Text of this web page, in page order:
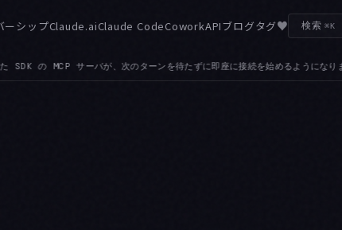
ーシップClaude.aiClaude CodeCoworkAPIブログタグ♥ 検索 ⌘K
ターンを待たずに即座に接続を始めるようになりました●RESYNC — セッ